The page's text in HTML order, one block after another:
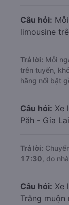
Câu hỏi:
limousine
Trả lời: Mỗi
trên tuyến,
hãng nổi bật
Câu hỏi: Xe
Păh - Gia
Trả lời:
17:30 , do
Câu hỏi: Xe
Trăng muộn